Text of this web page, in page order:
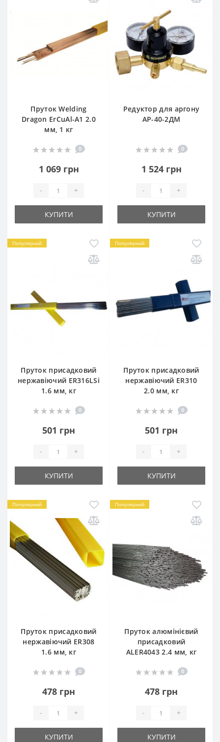
Пруток Welding
Dragon ErCuAl-A1 2.0
мм, 1 кг
0
1 069 грн
- +
КУПИТИ
Редуктор для аргону
АР-40-2ДМ
0
1 524 грн
- +
КУПИТИ
Популярний
Пруток присадковий
нержавіючий ER316LSi
1.6 мм, кг
0
501 грн
- +
КУПИТИ
Популярний
Пруток присадковий
нержавіючий ER310
2.0 мм, кг
0
501 грн
- +
КУПИТИ
Популярний
Пруток присадковий
нержавіючий ER308
1.6 мм, кг
0
478 грн
- +
КУПИТИ
Популярний
Пруток алюмінієвий
присадковий
ALER4043 2.4 мм, кг
0
478 грн
- +
КУПИТИ